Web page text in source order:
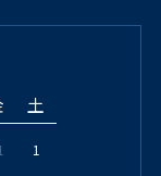
土
1